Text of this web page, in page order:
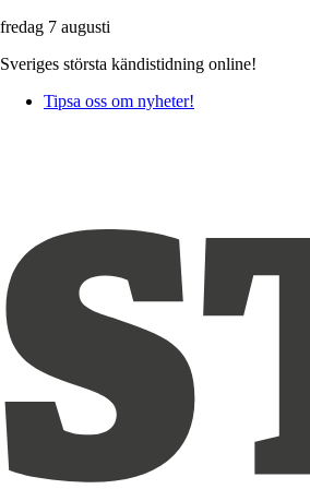
fredag 7 augusti
Sveriges största kändistidning online!
Tipsa oss om nyheter!